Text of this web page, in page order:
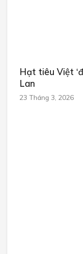
Hạt tiêu Việt
Lan
23 Tháng 3, 2026